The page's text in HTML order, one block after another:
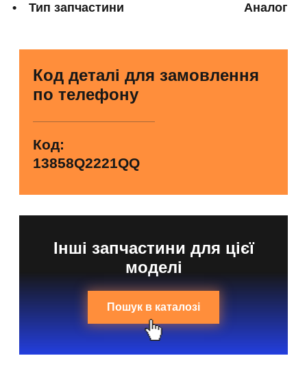
Тип запчастини Аналог
Код деталі для замовлення
по телефону
Код:
13858Q2221QQ
Інші запчастини для цієї
моделі
Пошук в каталозі